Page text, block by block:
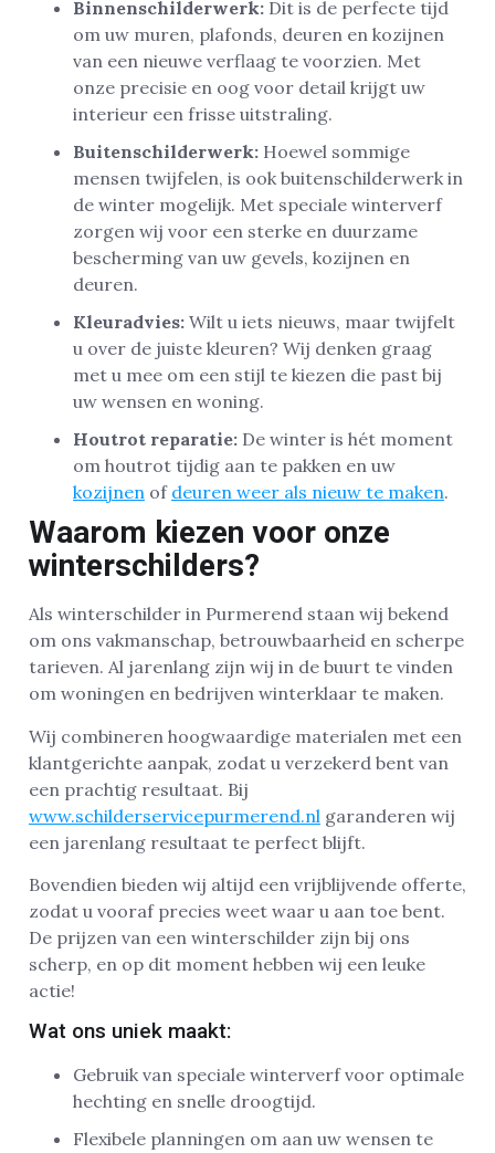
Binnenschilderwerk: Dit is de perfecte tijd
om uw muren, plafonds, deuren en kozijnen
van een nieuwe verflaag te voorzien. Met
onze precisie en oog voor detail krijgt uw
interieur een frisse uitstraling.
Buitenschilderwerk: Hoewel sommige
mensen twijfelen, is ook buitenschilderwerk in
de winter mogelijk. Met speciale winterverf
zorgen wij voor een sterke en duurzame
bescherming van uw gevels, kozijnen en
deuren.
Kleuradvies: Wilt u iets nieuws, maar twijfelt
u over de juiste kleuren? Wij denken graag
met u mee om een stijl te kiezen die past bij
uw wensen en woning.
Houtrot reparatie: De winter is hét moment
om houtrot tijdig aan te pakken en uw
kozijnen of deuren weer als nieuw te maken.
Waarom kiezen voor onze
winterschilders?
Als winterschilder in Purmerend staan wij bekend
om ons vakmanschap, betrouwbaarheid en scherpe
tarieven. Al jarenlang zijn wij in de buurt te vinden
om woningen en bedrijven winterklaar te maken.
Wij combineren hoogwaardige materialen met een
klantgerichte aanpak, zodat u verzekerd bent van
een prachtig resultaat. Bij
www.schilderservicepurmerend.nl garanderen wij
een jarenlang resultaat te perfect blijft.
Bovendien bieden wij altijd een vrijblijvende offerte,
zodat u vooraf precies weet waar u aan toe bent.
De prijzen van een winterschilder zijn bij ons
scherp, en op dit moment hebben wij een leuke
actie!
Wat ons uniek maakt:
Gebruik van speciale winterverf voor optimale
hechting en snelle droogtijd.
Flexibele planningen om aan uw wensen te